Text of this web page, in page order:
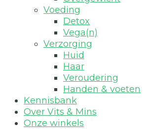
Voeding
Detox
Vega(n)
Verzorging
Huid
Haar
Veroudering
Handen & voeten
Kennisbank
Over Vits & Mins
Onze winkels